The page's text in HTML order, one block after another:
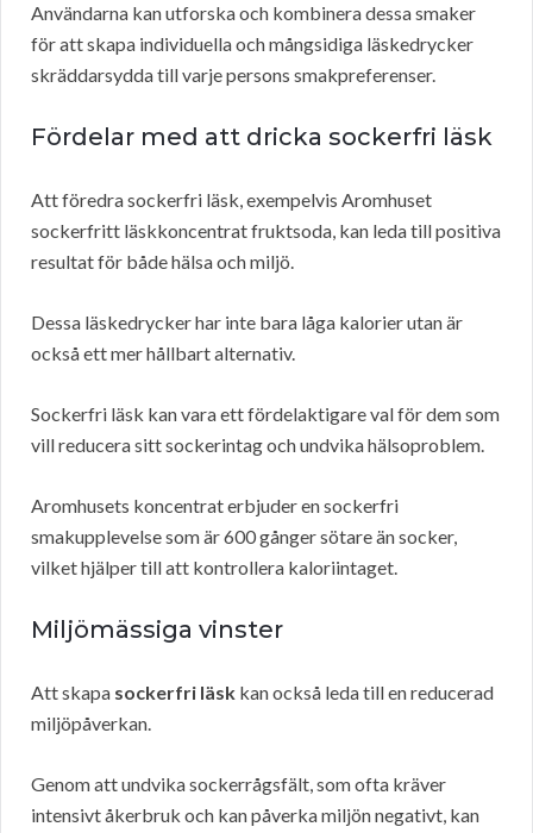
Användarna kan utforska och kombinera dessa smaker
för att skapa individuella och mångsidiga läskedrycker
skräddarsydda till varje persons smakpreferenser.
Fördelar med att dricka sockerfri läsk
Att föredra sockerfri läsk, exempelvis Aromhuset
sockerfritt läskkoncentrat fruktsoda, kan leda till positiva
resultat för både hälsa och miljö.
Dessa läskedrycker har inte bara låga kalorier utan är
också ett mer hållbart alternativ.
Sockerfri läsk kan vara ett fördelaktigare val för dem som
vill reducera sitt sockerintag och undvika hälsoproblem.
Aromhusets koncentrat erbjuder en sockerfri
smakupplevelse som är 600 gånger sötare än socker,
vilket hjälper till att kontrollera kaloriintaget.
Miljömässiga vinster
Att skapa sockerfri läsk kan också leda till en reducerad
miljöpåverkan.
Genom att undvika sockerrågsfält, som ofta kräver
intensivt åkerbruk och kan påverka miljön negativt, kan